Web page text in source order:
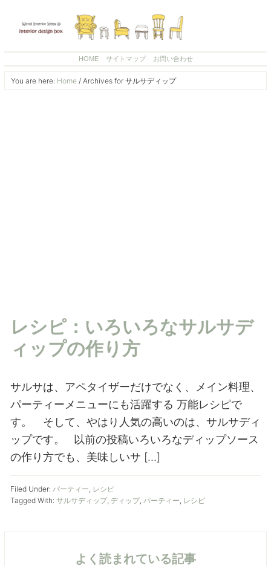
HOME サイトマップ お問い合わせ
You are here: Home /Archives for サルサディップ
レシピ：いろいろなサルサデ
ィップの作り方
サルサは、アペタイザーだけでなく、メイン料理、
パーティーメニューにも活躍する 万能レシピで
す。 そして、やはり人気の高いのは、サルサディ
ップです。 以前の投稿いろいろなディップソース
の作り方でも、美味しいサ […]
Filed Under: パーティー, レシピ
Tagged With: サルサディップ, ディップ, パーティー, レシピ
よく読まれている記事